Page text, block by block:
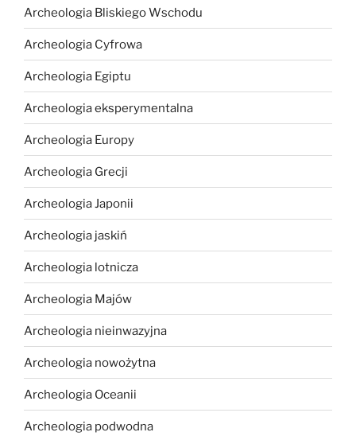
Archeologia Bliskiego Wschodu
Archeologia Cyfrowa
Archeologia Egiptu
Archeologia eksperymentalna
Archeologia Europy
Archeologia Grecji
Archeologia Japonii
Archeologia jaskiń
Archeologia lotnicza
Archeologia Majów
Archeologia nieinwazyjna
Archeologia nowożytna
Archeologia Oceanii
Archeologia podwodna